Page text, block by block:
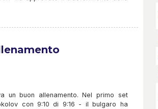
un buon allenamento. Nel primo set
con 9:10 di 9:16 - il bulgaro ha